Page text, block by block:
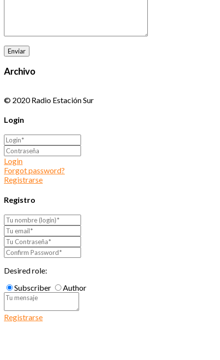
Archivo
© 2020 Radio Estación Sur
Login
Login
Forgot password?
Registrarse
Registro
Desired role:
Subscriber
Author
Registrarse